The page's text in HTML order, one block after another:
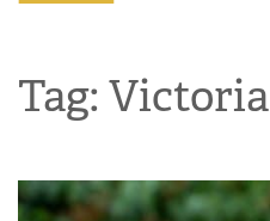
Tag: Victoria